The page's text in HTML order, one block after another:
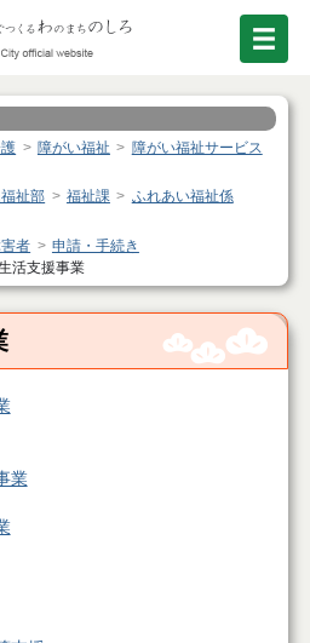
障がい福祉
障がい福祉サービス
祉部 福祉課
ふれあい福祉係
者
申請・手続き
活支援事業
業